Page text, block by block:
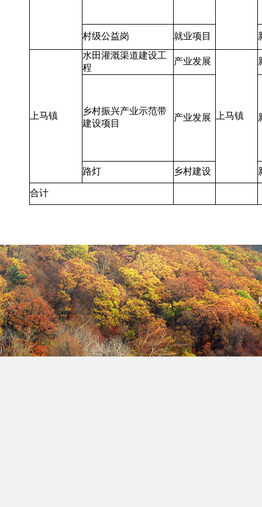
村级公益岗 就业项目
上马镇
水田灌溉渠道建设工
程
产业发展
上马镇
乡村振兴产业示范带
建设项目
产业发展
路灯 乡村建设
合计